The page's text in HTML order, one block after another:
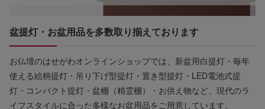
盆提灯・お盆用品を多数取り揃えております
お仏壇のはせがわオンラインショップでは、新盆用白提灯・毎年
使える絵柄提灯・吊り下げ型提灯・置き型提灯・LED電池式提
灯・コンパクト提灯・盆棚（精霊棚）・お供え物など、現代のラ
イフスタイルに合った多様なお盆用品をご用意しています。